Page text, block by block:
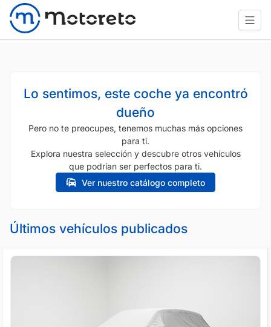
Lo sentimos, este coche ya encontró
dueño
Pero no te preocupes, tenemos muchas más opciones
para ti.
Explora nuestra selección y descubre otros vehículos
que podrían ser perfectos para ti.
Ver nuestro catálogo completo
Últimos vehículos publicados